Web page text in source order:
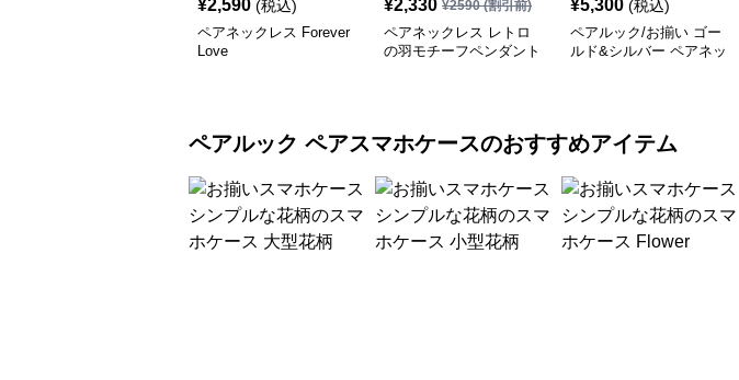
¥2,590 (税込)
ペアネックレス Forever
Love
¥2,330 ¥2590(割引前)
ペアネックレス レトロ
の羽モチーフペンダント
¥5,300 (税込)
ペアルック/お揃い ゴー
ルド&シルバー ペアネッ
ペアルック ペアスマホケースのおすすめアイテム